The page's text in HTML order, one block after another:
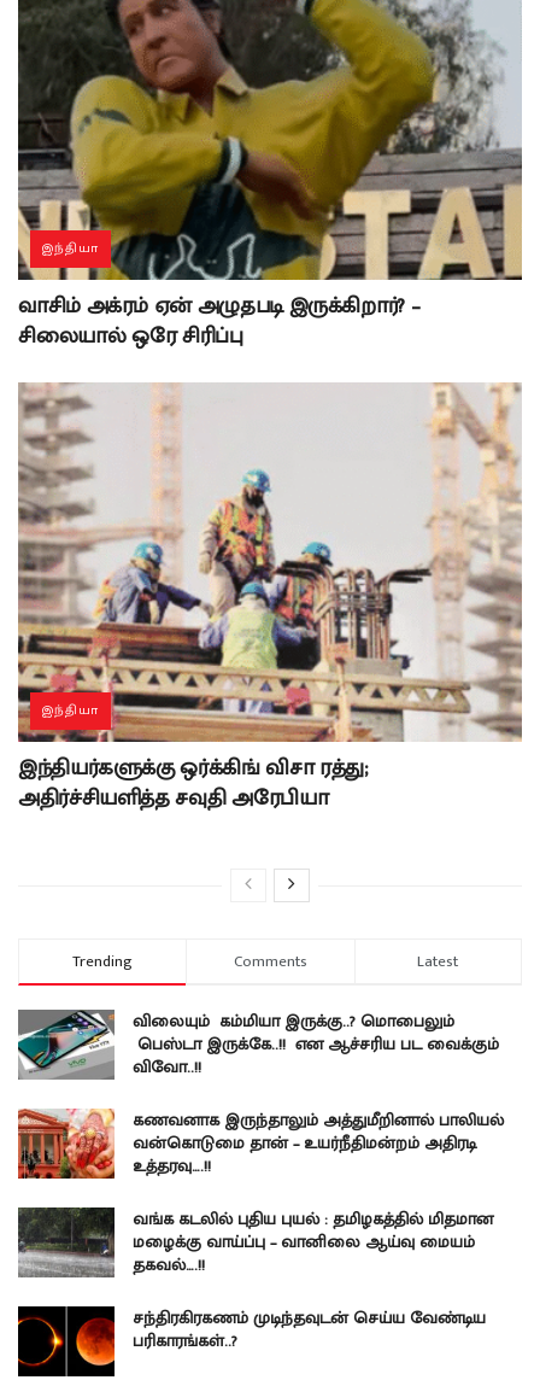
இந்தியா
வாசிம் அக்ரம் ஏன் அழுதபடி இருக்கிறார்? –
சிலையால் ஒரே சிரிப்பு
இந்தியா
இந்தியர்களுக்கு ஒர்க்கிங் விசா ரத்து;
அதிர்ச்சியளித்த சவுதி அரேபியா
Trending Comments Latest
விலையும் கம்மியா இருக்கு..? மொபைலும்
பெஸ்டா இருக்கே..!! என ஆச்சரிய பட வைக்கும்
விவோ..!!
கணவனாக இருந்தாலும் அத்துமீறினால் பாலியல்
வன்கொடுமை தான் – உயர்நீதிமன்றம் அதிரடி
உத்தரவு….!!
வங்க கடலில் புதிய புயல் : தமிழகத்தில் மிதமான
மழைக்கு வாய்ப்பு – வானிலை ஆய்வு மையம்
தகவல்….!!
சந்திரகிரகணம் முடிந்தவுடன் செய்ய வேண்டிய
பரிகாரங்கள்..?